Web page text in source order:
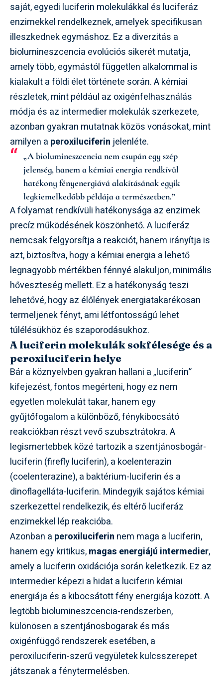
saját, egyedi luciferin molekulákkal és luciferáz
enzimekkel rendelkeznek, amelyek specifikusan
illeszkednek egymáshoz. Ez a diverzitás a
biolumineszcencia evolúciós sikerét mutatja,
amely több, egymástól független alkalommal is
kialakult a földi élet története során. A kémiai
részletek, mint például az oxigénfelhasználás
módja és az intermedier molekulák szerkezete,
azonban gyakran mutatnak közös vonásokat, mint
amilyen a peroxiluciferin jelenléte.
„A biolumineszcencia nem csupán egy szép
jelenség, hanem a kémiai energia rendkívül
hatékony fényenergiává alakításának egyik
legkiemelkedőbb példája a természetben.”
A folyamat rendkívüli hatékonysága az enzimek
precíz működésének köszönhető. A luciferáz
nemcsak felgyorsítja a reakciót, hanem irányítja is
azt, biztosítva, hogy a kémiai energia a lehető
legnagyobb mértékben fénnyé alakuljon, minimális
hőveszteség mellett. Ez a hatékonyság teszi
lehetővé, hogy az élőlények energiatakarékosan
termeljenek fényt, ami létfontosságú lehet
túlélésükhöz és szaporodásukhoz.
A luciferin molekulák sokfélesége és a
peroxiluciferin helye
Bár a köznyelvben gyakran hallani a „luciferin”
kifejezést, fontos megérteni, hogy ez nem
egyetlen molekulát takar, hanem egy
gyűjtőfogalom a különböző, fénykibocsátó
reakciókban részt vevő szubsztrátokra. A
legismertebbek közé tartozik a szentjánosbogár-
luciferin (firefly luciferin), a koelenterazin
(coelenterazine), a baktérium-luciferin és a
dinoflagelláta-luciferin. Mindegyik sajátos kémiai
szerkezettel rendelkezik, és eltérő luciferáz
enzimekkel lép reakcióba.
Azonban a peroxiluciferin nem maga a luciferin,
hanem egy kritikus,magas energiájú intermedier,
amely a luciferin oxidációja során keletkezik. Ez az
intermedier képezi a hidat a luciferin kémiai
energiája és a kibocsátott fény energiája között. A
legtöbb biolumineszcencia-rendszerben,
különösen a szentjánosbogarak és más
oxigénfüggő rendszerek esetében, a
peroxiluciferin-szerű vegyületek kulcsszerepet
játszanak a fénytermelésben.